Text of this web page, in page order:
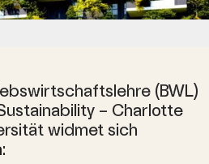
(BWL)
– Charlotte
widmet sich